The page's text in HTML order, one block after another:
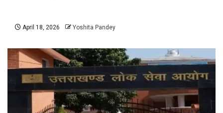
April 18, 2026 Yoshita Pandey